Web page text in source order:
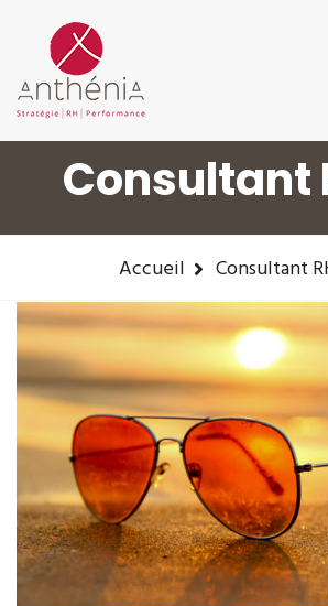
Suivez-Nous:
Consultant
Accueil Consultant